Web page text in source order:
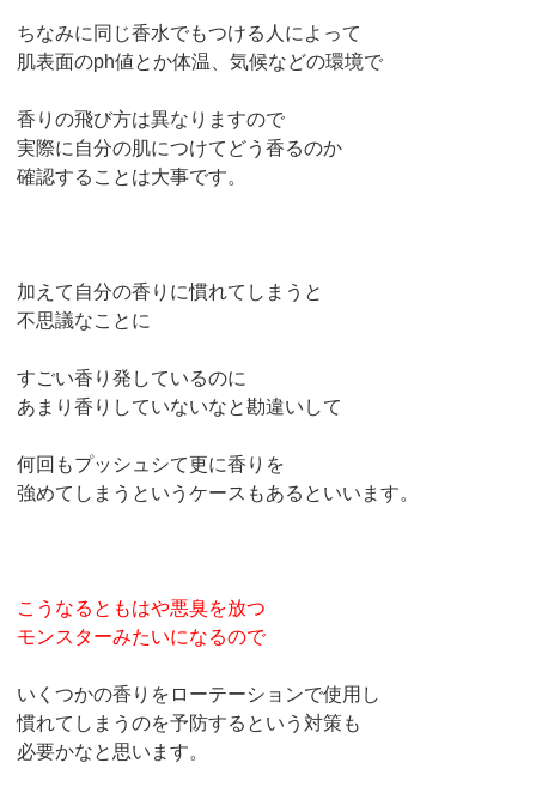
ちなみに同じ香水でもつける人によって
肌表面のph値とか体温、気候などの環境で
香りの飛び方は異なりますので
実際に自分の肌につけてどう香るのか
確認することは大事です。
加えて自分の香りに慣れてしまうと
不思議なことに
すごい香り発しているのに
あまり香りしていないなと勘違いして
何回もプッシュシて更に香りを
強めてしまうというケースもあるといいます。
こうなるともはや悪臭を放つ
モンスターみたいになるので
いくつかの香りをローテーションで使用し
慣れてしまうのを予防するという対策も
必要かなと思います。